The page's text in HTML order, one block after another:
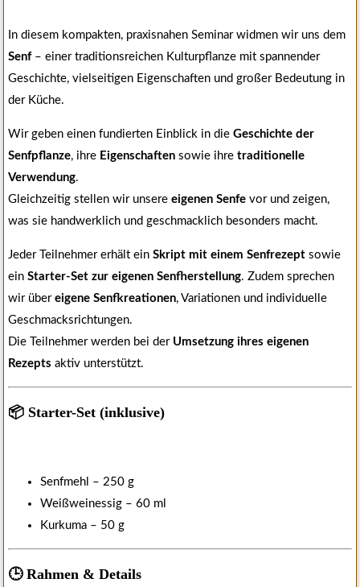
In diesem kompakten, praxisnahen Seminar widmen wir uns dem
Senf– einer traditionsreichen Kulturpflanze mit spannender
Geschichte, vielseitigen Eigenschaften und großer Bedeutung in
der Küche.
Wir geben einen fundierten Einblick in die Geschichte der
Senfpflanze, ihre Eigenschaften sowie ihre traditionelle
Verwendung.
Gleichzeitig stellen wir unsere eigenen Senfe vor und zeigen,
was sie handwerklich und geschmacklich besonders macht.
Jeder Teilnehmer erhält ein Skript mit einem Senfrezept sowie
ein Starter-Set zur eigenen Senfherstellung. Zudem sprechen
wir über eigene Senfkreationen, Variationen und individuelle
Geschmacksrichtungen.
Die Teilnehmer werden bei der Umsetzung ihres eigenen
Rezepts aktiv unterstützt.
📦 Starter-Set (inklusive)
Senfmehl – 250 g
Weißweinessig – 60 ml
Kurkuma – 50 g
🕒 Rahmen & Details